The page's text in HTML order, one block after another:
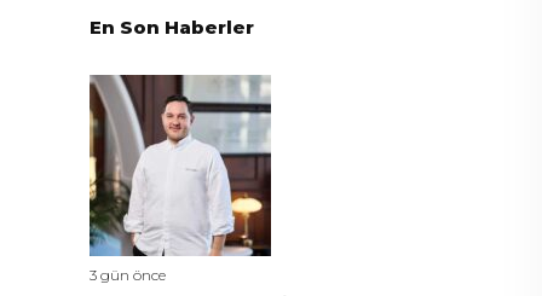
En Son Haberler
3 gün önce